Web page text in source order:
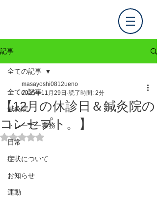
記事
全ての記事
鍼灸院
トレーナー業務
日常
症状について
お知らせ
運動
全ての記事
【12月の休診日＆鍼灸院の
コンセプト。】
masayoshi0812ueno
2025年11月29日 読了時間: 2分
5つ星のうちNaNと評価されています。